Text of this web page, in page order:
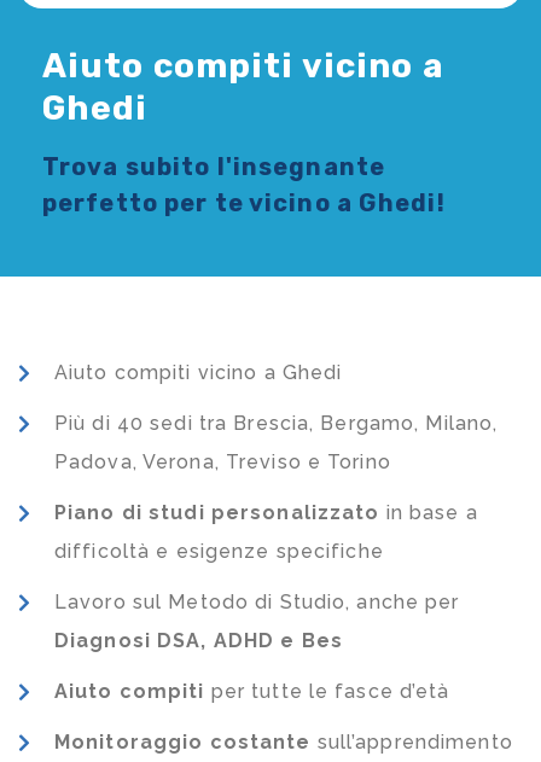
Aiuto compiti vicino a
Ghedi
Trova subito l'insegnante
perfetto per te vicino a Ghedi!
Aiuto compiti vicino a Ghedi
Più di 40 sedi tra Brescia, Bergamo, Milano,
Padova, Verona, Treviso e Torino
Piano di studi personalizzato in base a
difficoltà e esigenze specifiche
Lavoro sul Metodo di Studio, anche per
Diagnosi DSA, ADHD e Bes
Aiuto compiti per tutte le fasce d’età
Monitoraggio costante sull’apprendimento